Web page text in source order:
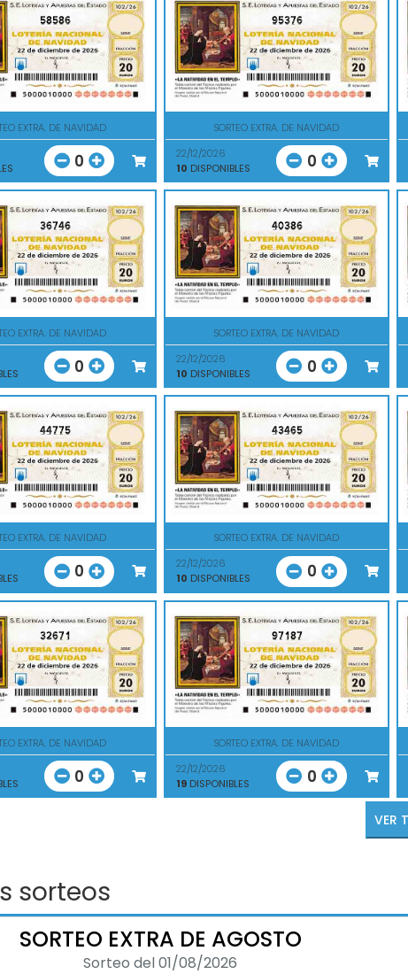
58586
EXTRA. DE NAVIDAD
0
95376
SORTEO EXTRA. DE NAVIDAD
22/12/2026
10 DISPONIBLES 0
36746
EXTRA. DE NAVIDAD
0
40386
SORTEO EXTRA. DE NAVIDAD
22/12/2026
10 DISPONIBLES 0
44775
EXTRA. DE NAVIDAD
0
43465
SORTEO EXTRA. DE NAVIDAD
22/12/2026
10 DISPONIBLES 0
32671
EXTRA. DE NAVIDAD
0
97187
SORTEO EXTRA. DE NAVIDAD
22/12/2026
19 DISPONIBLES 0
sorteos
SORTEO EXTRA DE AGOSTO
Sorteo del 01/08/2026